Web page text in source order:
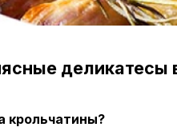
деликатесы
крольчатины?